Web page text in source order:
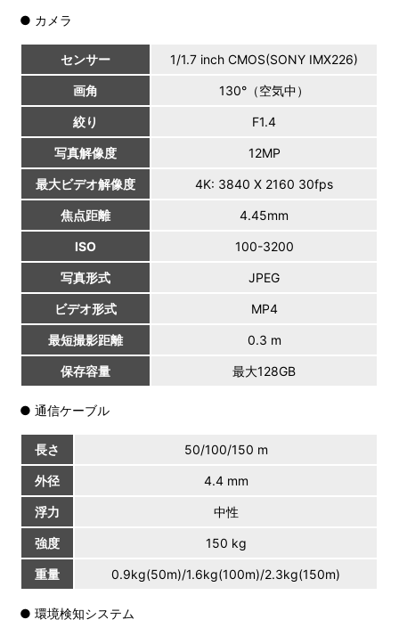
● カメラ
センサー 1/1.7 inch CMOS(SONY IMX226)
画角 130°（空気中）
絞り F1.4
写真解像度 12MP
最大ビデオ解像度 4K: 3840 X 2160 30fps
焦点距離 4.45mm
ISO 100-3200
写真形式 JPEG
ビデオ形式 MP4
最短撮影距離 0.3 m
保存容量 最大128GB
● 通信ケーブル
長さ 50/100/150 m
外径 4.4 mm
浮力 中性
強度 150 kg
重量 0.9kg(50m)/1.6kg(100m)/2.3kg(150m)
● 環境検知システム